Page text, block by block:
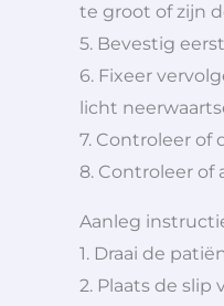
te groot of zijn
5. Bevestig
6. Fixeer
licht
7. Controleer of
8. Controleer
Aanleg
1. Draai de
2. Plaats de